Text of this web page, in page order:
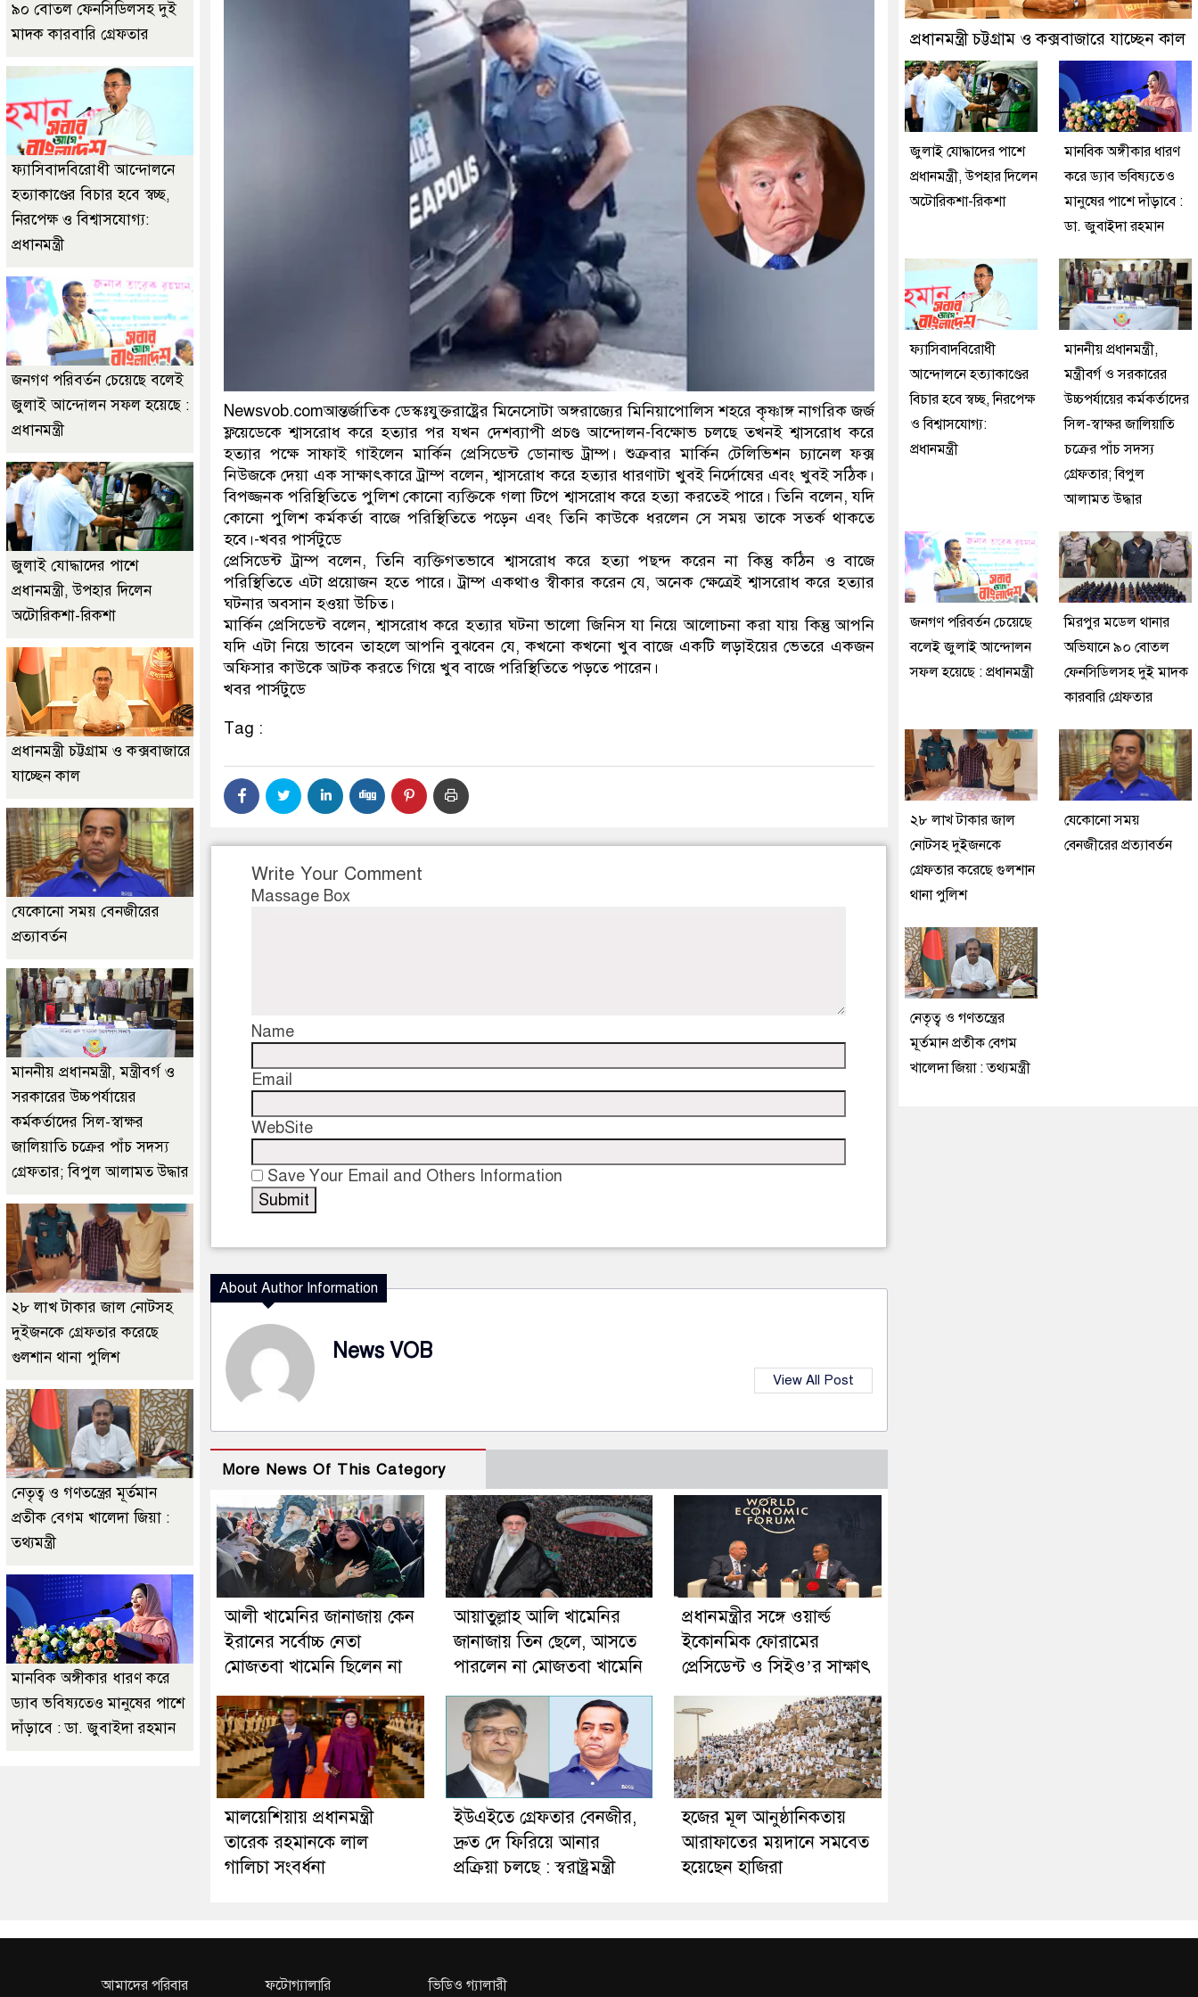
নেতৃত্ব ও গণতন্ত্রের মূর্তমান প্রতীক বেগম খালেদা জিয়া : তথ্যমন্ত্রী
Newsvob.comআন্তর্জাতিক ডেস্কঃযুক্তরাষ্ট্রের মিনেসোটা অঙ্গরাজ্যের মিনিয়াপোলিস শহরে কৃষ্ণাঙ্গ নাগরিক জর্জ
ফ্লয়েডেকে শ্বাসরোধ করে হত্যার পর যখন দেশব্যাপী প্রচণ্ড আন্দোলন-বিক্ষোভ চলছে তখনই শ্বাসরোধ করে
হত্যার পক্ষে সাফাই গাইলেন মার্কিন প্রেসিডেন্ট ডোনাল্ড ট্রাম্প। শুক্রবার মার্কিন টেলিভিশন চ্যানেল ফক্স
নিউজকে দেয়া এক সাক্ষাৎকারে ট্রাম্প বলেন, শ্বাসরোধ করে হত্যার ধারণাটা খুবই নির্দোষের এবং খুবই সঠিক।
বিপজ্জনক পরিস্থিতিতে পুলিশ কোনো ব্যক্তিকে গলা টিপে শ্বাসরোধ করে হত্যা করতেই পারে। তিনি বলেন, যদি
কোনো পুলিশ কর্মকর্তা বাজে পরিস্থিতিতে পড়েন এবং তিনি কাউকে ধরলেন সে সময় তাকে সতর্ক থাকতে
হবে।-খবর পার্সটুডে
প্রেসিডেন্ট ট্রাম্প বলেন, তিনি ব্যক্তিগতভাবে শ্বাসরোধ করে হত্যা পছন্দ করেন না কিন্তু কঠিন ও বাজে
পরিস্থিতিতে এটা প্রয়োজন হতে পারে। ট্রাম্প একথাও স্বীকার করেন যে, অনেক ক্ষেত্রেই শ্বাসরোধ করে হত্যার
ঘটনার অবসান হওয়া উচিত।
মার্কিন প্রেসিডেন্ট বলেন, শ্বাসরোধ করে হত্যার ঘটনা ভালো জিনিস যা নিয়ে আলোচনা করা যায় কিন্তু আপনি
যদি এটা নিয়ে ভাবেন তাহলে আপনি বুঝবেন যে, কখনো কখনো খুব বাজে একটি লড়াইয়ের ভেতরে একজন
অফিসার কাউকে আটক করতে গিয়ে খুব বাজে পরিস্থিতিতে পড়তে পারেন।
খবর পার্সটুডে
Tag :
Write Your Comment
Massage Box
Name
Email
WebSite
Save Your Email and Others Information
About Author Information
News VOB
View All Post
More News Of This Category
আলী খামেনির জানাজায় কেন
ইরানের সর্বোচ্চ নেতা
মোজতবা খামেনি ছিলেন না
আয়াতুল্লাহ আলি খামেনির
জানাজায় তিন ছেলে, আসতে
পারলেন না মোজতবা খামেনি
প্রধানমন্ত্রীর সঙ্গে ওয়ার্ল্ড
ইকোনমিক ফোরামের
প্রেসিডেন্ট ও সিইও’র সাক্ষাৎ
মালয়েশিয়ায় প্রধানমন্ত্রী
তারেক রহমানকে লাল
গালিচা সংবর্ধনা
ইউএইতে গ্রেফতার বেনজীর,
দ্রুত দে ফিরিয়ে আনার
প্রক্রিয়া চলছে : স্বরাষ্ট্রমন্ত্রী
হজের মূল আনুষ্ঠানিকতায়
আরাফাতের ময়দানে সমবেত
হয়েছেন হাজিরা
৯০ বোতল ফেনসিডিলসহ দুই
মাদক কারবারি গ্রেফতার
ফ্যাসিবাদবিরোধী আন্দোলনে
হত্যাকাণ্ডের বিচার হবে স্বচ্ছ,
নিরপেক্ষ ও বিশ্বাসযোগ্য:
প্রধানমন্ত্রী
জনগণ পরিবর্তন চেয়েছে বলেই
জুলাই আন্দোলন সফল হয়েছে :
প্রধানমন্ত্রী
জুলাই যোদ্ধাদের পাশে
প্রধানমন্ত্রী, উপহার দিলেন
অটোরিকশা-রিকশা
প্রধানমন্ত্রী চট্টগ্রাম ও কক্সবাজারে
যাচ্ছেন কাল
যেকোনো সময় বেনজীরের
প্রত্যাবর্তন
মাননীয় প্রধানমন্ত্রী, মন্ত্রীবর্গ ও
সরকারের উচ্চপর্যায়ের
কর্মকর্তাদের সিল-স্বাক্ষর
জালিয়াতি চক্রের পাঁচ সদস্য
গ্রেফতার; বিপুল আলামত উদ্ধার
২৮ লাখ টাকার জাল নোটসহ
দুইজনকে গ্রেফতার করেছে
গুলশান থানা পুলিশ
নেতৃত্ব ও গণতন্ত্রের মূর্তমান
প্রতীক বেগম খালেদা জিয়া :
তথ্যমন্ত্রী
মানবিক অঙ্গীকার ধারণ করে
ড্যাব ভবিষ্যতেও মানুষের পাশে
দাঁড়াবে : ডা. জুবাইদা রহমান
প্রধানমন্ত্রী চট্টগ্রাম ও কক্সবাজারে যাচ্ছেন কাল
জুলাই যোদ্ধাদের পাশে
প্রধানমন্ত্রী, উপহার দিলেন
অটোরিকশা-রিকশা
মানবিক অঙ্গীকার ধারণ
করে ড্যাব ভবিষ্যতেও
মানুষের পাশে দাঁড়াবে :
ডা. জুবাইদা রহমান
ফ্যাসিবাদবিরোধী
আন্দোলনে হত্যাকাণ্ডের
বিচার হবে স্বচ্ছ, নিরপেক্ষ
ও বিশ্বাসযোগ্য:
প্রধানমন্ত্রী
মাননীয় প্রধানমন্ত্রী,
মন্ত্রীবর্গ ও সরকারের
উচ্চপর্যায়ের কর্মকর্তাদের
সিল-স্বাক্ষর জালিয়াতি
চক্রের পাঁচ সদস্য
গ্রেফতার; বিপুল
আলামত উদ্ধার
জনগণ পরিবর্তন চেয়েছে
বলেই জুলাই আন্দোলন
সফল হয়েছে : প্রধানমন্ত্রী
মিরপুর মডেল থানার
অভিযানে ৯০ বোতল
ফেনসিডিলসহ দুই মাদক
কারবারি গ্রেফতার
২৮ লাখ টাকার জাল
নোটসহ দুইজনকে
গ্রেফতার করেছে গুলশান
থানা পুলিশ
যেকোনো সময়
বেনজীরের প্রত্যাবর্তন
নেতৃত্ব ও গণতন্ত্রের
মূর্তমান প্রতীক বেগম
খালেদা জিয়া : তথ্যমন্ত্রী
আমাদের পরিবার ফটোগ্যালারি ভিডিও গ্যালারী